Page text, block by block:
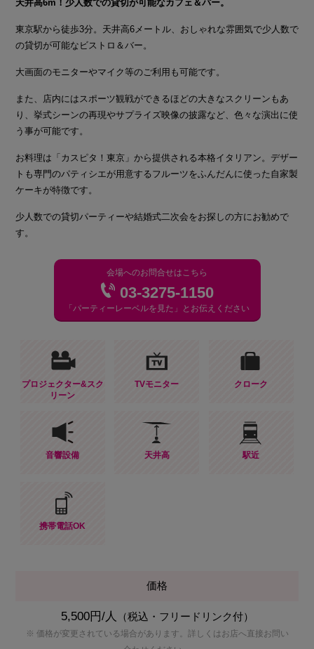
天井高6m！少人数での貸切が可能なカフェ＆バー。
東京駅から徒歩3分。天井高6メートル、おしゃれな雰囲気で少人数で
の貸切が可能なビストロ＆バー。
大画面のモニターやマイク等のご利用も可能です。
また、店内にはスポーツ観戦ができるほどの大きなスクリーンもあ
り、挙式シーンの再現やサプライズ映像の披露など、色々な演出に使
う事が可能です。
お料理は「カスピタ！東京」から提供される本格イタリアン。デザー
トも専門のパティシエが用意するフルーツをふんだんに使った自家製
ケーキが特徴です。
少人数での貸切パーティーや結婚式二次会をお探しの方にお勧めで
す。
会場へのお問合せはこちら
03-3275-1150
「パーティーレーベルを見た」とお伝えください
プロジェクター&スク
リーン
TVモニター クローク
音響設備 天井高 駅近
携帯電話OK
価格
5,500円/人 （税込・フリードリンク付）
※ 価格が変更されている場合があります。詳しくはお店へ直接お問い